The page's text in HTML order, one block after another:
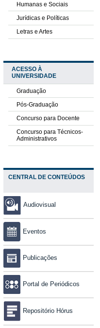
Humanas e Sociais
Jurídicas e Políticas
Letras e Artes
ACESSO À
UNIVERSIDADE
Graduação
Pós-Graduação
Concurso para Docente
Concurso para Técnicos-
Administrativos
CENTRAL DE CONTEÚDOS
Audiovisual
Eventos
Publicações
Portal de Periódicos
Repositório Hórus